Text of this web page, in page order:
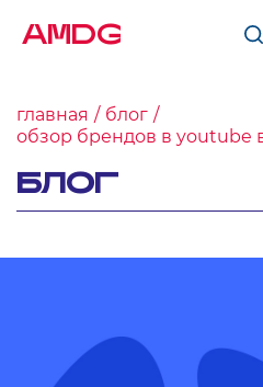
AMDG
главная
блог
обзор брендов в youtube
БЛОГ